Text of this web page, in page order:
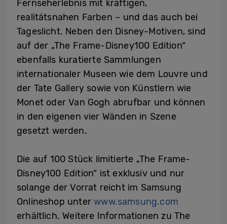
Fernseherlebnis mit kräftigen,
realitätsnahen Farben – und das auch bei
Tageslicht. Neben den Disney-Motiven, sind
auf der „The Frame-Disney100 Edition“
ebenfalls kuratierte Sammlungen
internationaler Museen wie dem Louvre und
der Tate Gallery sowie von Künstlern wie
Monet oder Van Gogh abrufbar und können
in den eigenen vier Wänden in Szene
gesetzt werden.
Die auf 100 Stück limitierte „The Frame-
Disney100 Edition“ ist exklusiv und nur
solange der Vorrat reicht im Samsung
Onlineshop unterwww.samsung.com
erhältlich. Weitere Informationen zu The